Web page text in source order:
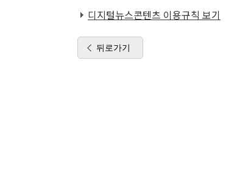
디지털뉴스콘텐츠 이용규칙 보기
뒤로가기